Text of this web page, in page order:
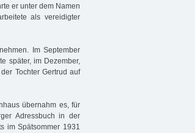
er unter dem Namen
als vereidigter
Im September
später, im Dezember,
Tochter Gertrud auf
übernahm es, für
Adressbuch in der
im Spätsommer 1931